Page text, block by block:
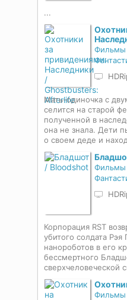
...
Фильмы
Мать-одиночка с
селится на старой
полученной в
она не знала. Дети
о своем деде и
Фильмы
Корпорация RST
убитого солдата
нанороботов в его
бессмертного
сверхчеловеческой
Фильмы